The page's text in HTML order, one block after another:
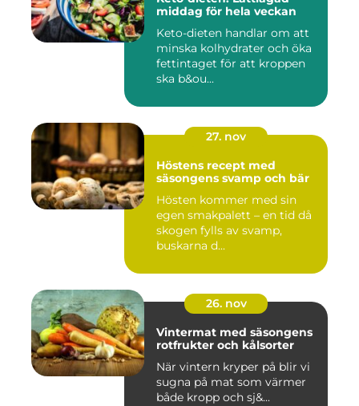
middag för hela veckan
Keto-dieten handlar om att
minska kolhydrater och öka
fettintaget för att kroppen
ska b&ou...
27. nov
Höstens recept med
säsongens svamp och bär
Hösten kommer med sin
egen smakpalett – en tid då
skogen fylls av svamp,
buskarna d...
26. nov
Vintermat med säsongens
rotfrukter och kålsorter
När vintern kryper på blir vi
sugna på mat som värmer
både kropp och sj&...